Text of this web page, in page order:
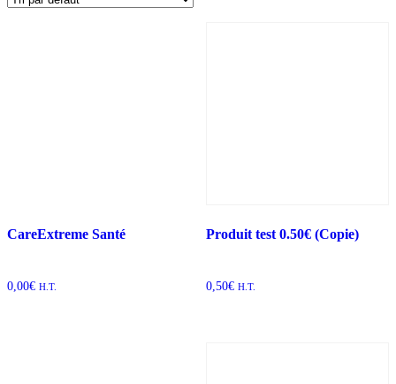
CareExtreme Santé
0,00€ H.T.
Produit test 0.50€ (Copie)
0,50€ H.T.